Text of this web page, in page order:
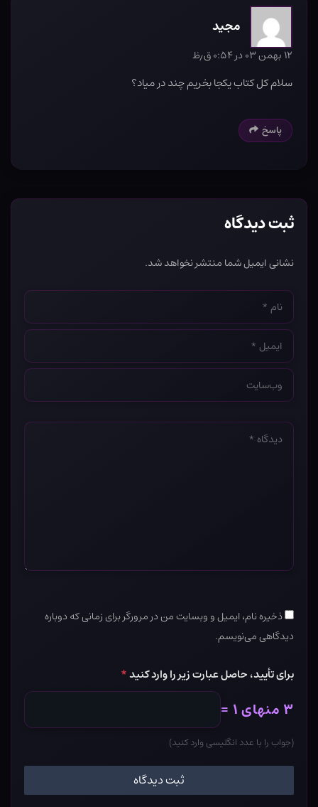
مجید
۱۲ بهمن ۰۳ در ۰:۵۴ ق٫ظ
سلام کل کتاب یکجا بخریم چند در میاد؟
پاسخ
ثبت دیدگاه
نشانی ایمیل شما منتشر نخواهد شد.
نام
*
ایمیل
*
وب‌سایت
*
دیدگاه
ذخیره نام، ایمیل و وبسایت من در مرورگر برای زمانی که دوباره
دیدگاهی می‌نویسم.
برای تأیید، حاصل عبارت زیر را وارد کنید*
۳ منهای ۱ =
(جواب را با عدد انگلیسی وارد کنید)